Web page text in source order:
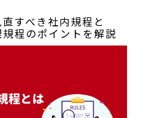
すべき社内規程と
程のポイントを解説